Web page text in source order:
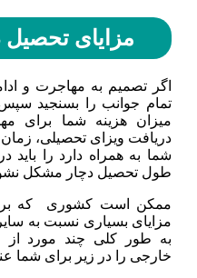
مزایای تحصیل
اگر تصمیم به مهاجرت و
تمام جوانب را بسنجید سپس
میزان هزینه شما برای
دریافت ویزای تحصیلی، زمان
شما به همراه دارد را باید
طول تحصیل دچار مشکل
ممکن است کشوری که
مزایای بسیاری نسبت به
به طور کلی چند مورد از
خارجی را در زیر برای شما